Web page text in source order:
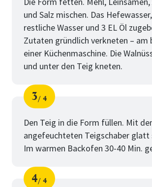
und Salz mischen. Das
restliche Wasser und 3 EL Öl
Zutaten gründlich verkneten – am
einer Küchenmaschine. Die
und unter den Teig kneten.
Schritt
3
von
4
Den Teig in die Form füllen. Mit
angefeuchteten Teigschaber glatt
Im warmen Backofen 30-40 Min.
4 4